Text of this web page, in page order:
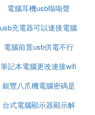
abcdef /add」
administrators」的
式下運行，就可以
「*****」用戶了。
電腦耳機usb嗡嗡聲
usb充電器可以連接電腦
電腦前置usb供電不行
筆記本電腦更改連接wifi
密碼
銀豐八爪機電腦密碼是
什麼
台式電腦顯示器顯示解